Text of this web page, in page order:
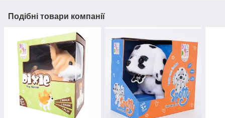
Подібні товари компанії